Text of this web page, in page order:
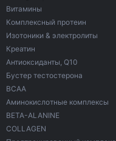
Витамины
Комплексный протеин
Изотоники & электролиты
Креатин
Антиоксиданты, Q10
Бустер тестостерона
ВСАА
Аминокислотные комплексы
BETA-ALANINE
COLLAGEN